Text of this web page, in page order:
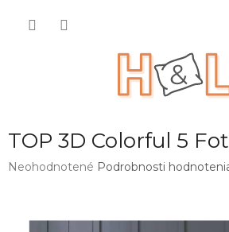
TOP 3D Colorful 5
Priemerné
Neohodnotené Podrobnosti